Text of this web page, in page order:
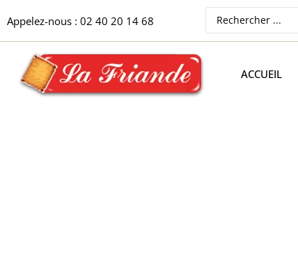
Appelez-nous : 02 40 20 14 68
ACCUEIL